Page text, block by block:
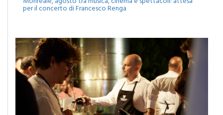
Monreale, agosto tra musica, cinema e spettacoli: attesa